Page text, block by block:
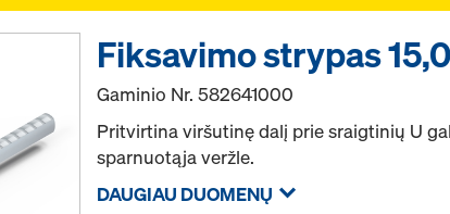
Fiksavimo strypas
Gaminio Nr.582641000
Pritvirtina viršutinę dalį prie sraigtinių U
sparnuotąja veržle.
DAUGIAU DUOMENŲ